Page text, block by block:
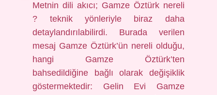
Metnin dili akıcı; Gamze Öztürk nereli
? teknik yönleriyle biraz daha
detaylandırılabilirdi. Burada verilen
mesaj Gamze Öztürk’ün nereli olduğu,
hangi Gamze Öztürk’ten
bahsedildiğine bağlı olarak değişiklik
göstermektedir: Gelin Evi Gamze